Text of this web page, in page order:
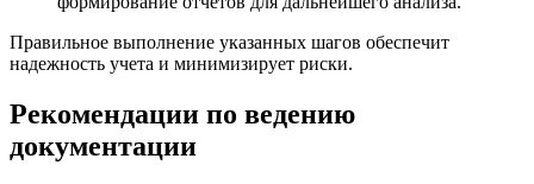
Правильное выполнение указанных шагов обеспечит
надежность учета и минимизирует риски.
Рекомендации по ведению
документации